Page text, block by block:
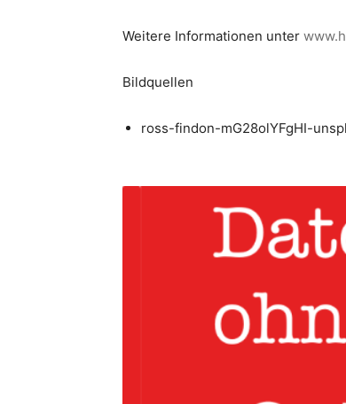
Weitere Informationen unter
Bildquellen
ross-findon-mG28olYFgHI-